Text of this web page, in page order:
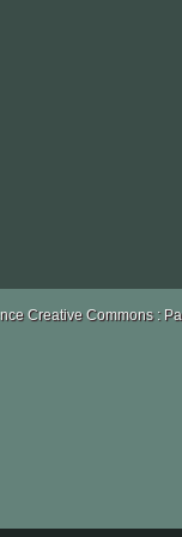
la
Creative Commons :